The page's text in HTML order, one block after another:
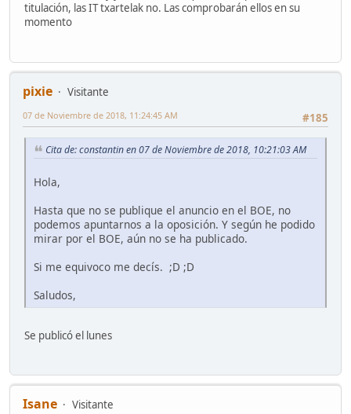
titulación, las IT txartelak no. Las comprobarán ellos en su
momento
pixie
Visitante
#185
07 de Noviembre de 2018, 11:24:45 AM
Cita de: constantin en 07 de Noviembre de 2018, 10:21:03 AM
Hola,
Hasta que no se publique el anuncio en el BOE, no
podemos apuntarnos a la oposición. Y según he podido
mirar por el BOE, aún no se ha publicado.
Si me equivoco me decís. ;D ;D
Saludos,
Se publicó el lunes
Isane
Visitante